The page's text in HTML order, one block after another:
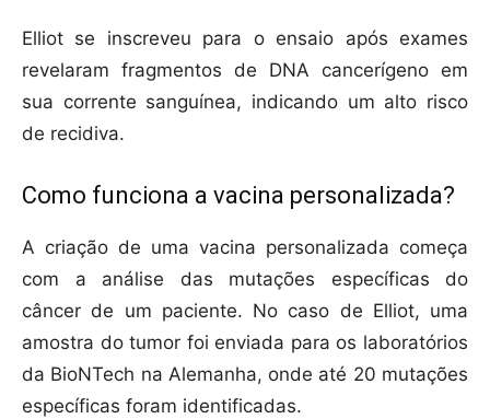
Elliot se inscreveu para o ensaio após exames
revelaram fragmentos de DNA cancerígeno em
sua corrente sanguínea, indicando um alto risco
de recidiva.
Como funciona a vacina personalizada?
A criação de uma vacina personalizada começa
com a análise das mutações específicas do
câncer de um paciente. No caso de Elliot, uma
amostra do tumor foi enviada para os laboratórios
da BioNTech na Alemanha, onde até 20 mutações
específicas foram identificadas.